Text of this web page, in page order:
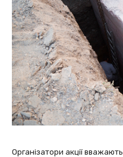
Організатори акції